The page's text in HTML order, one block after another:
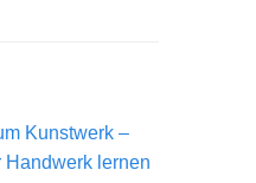
Kunstwerk –
Handwerk lernen